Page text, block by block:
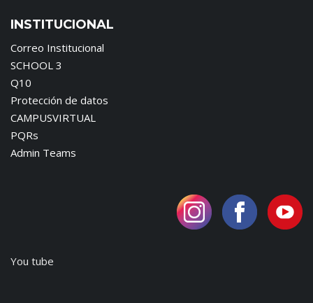
INSTITUCIONAL
Correo Institucional
SCHOOL 3
Q10
Protección de datos
CAMPUSVIRTUAL
PQRs
Admin Teams
You tube